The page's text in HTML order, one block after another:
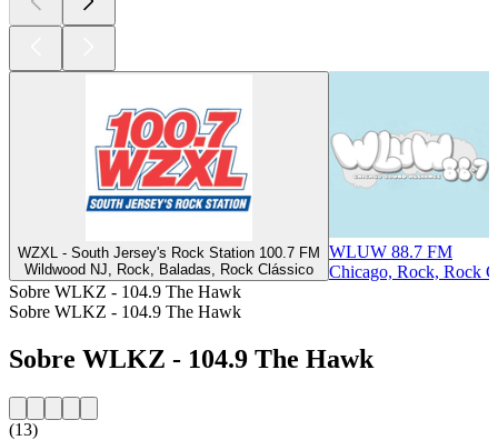
WZXL - South Jersey's Rock Station 100.7 FM
Wildwood NJ, Rock, Baladas, Rock Clássico
WLUW 88.7 FM
Chicago, Rock, Rock
Sobre WLKZ - 104.9 The Hawk
Sobre WLKZ - 104.9 The Hawk
Sobre WLKZ - 104.9 The Hawk
(13)